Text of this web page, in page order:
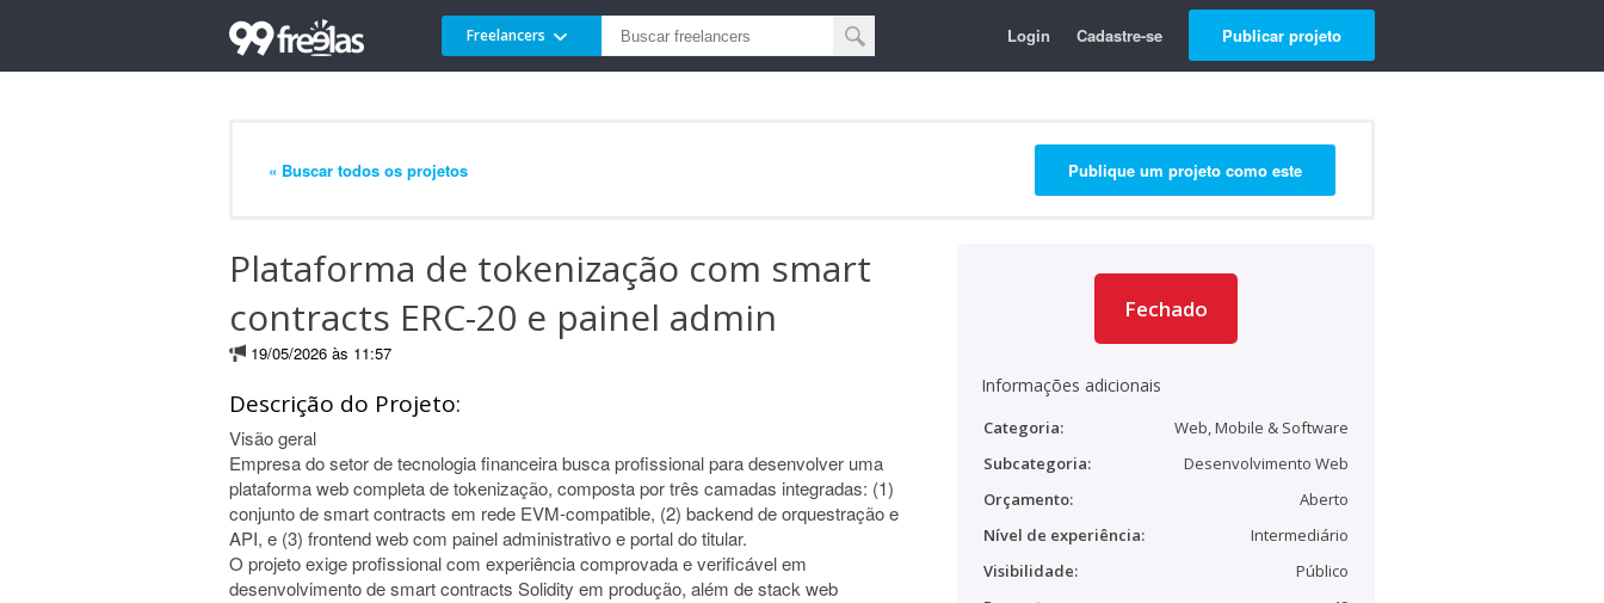
Freelancers Login Cadastre-se Publicar projeto
« Buscar todos os projetos Publique um projeto como este
Plataforma de tokenização com smart
contracts ERC-20 e painel admin
19/05/2026 às 11:57
Descrição do Projeto:
Visão geral
Empresa do setor de tecnologia financeira busca profissional para desenvolver uma
plataforma web completa de tokenização, composta por três camadas integradas: (1)
conjunto de smart contracts em rede EVM-compatible, (2) backend de orquestração e
API, e (3) frontend web com painel administrativo e portal do titular.
O projeto exige profissional com experiência comprovada e verificável em
desenvolvimento de smart contracts Solidity em produção, além de stack web
Fechado
Informações adicionais
Categoria:
Web, Mobile & Software
Subcategoria:
Desenvolvimento Web
Orçamento:
Aberto
Nível de experiência:
Intermediário
Visibilidade:
Público